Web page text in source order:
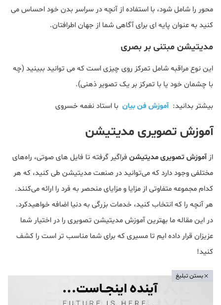
محور را شامل شود، با استفاده از آنچه در سراسر بدن خود احساس می
کنید به عنوان پایه ای برای آگاهی شما از جهان اطرافتان.
مدیتیشن مبتنی بر بصری
این نوع مراقبه شامل تمرکز روی چیزی است که می توانید ببینید (چه
با چشمان خود یا با تمرکز بر یک تصویر ذهنی).
بیشتر بدانید: آموزش فن بیان با استاد نغمه خسروی
آموزش تصویری مدیتیشن
ازآموزش تصویری مدیتیشن فراگیر گرفته تا فایل های صوتی، راه‌های
مختلفی وجود دارد که می‌توانید در صنعت مدیتیشن طی کنید، که هر
کدام مجموعه متفاوتی از مزایا و مزایای منحصر به فرد را ارائه می‌کنند.
هر آنچه را که انتخاب کنید، خدمات بزرگی به دنیا اضافه خواهیدکرد.
در این مقاله ما بهترین آموزش مدیتیشن تصویری را در اختیار شما
عزیزان قرار داده ایم تا مسیری که برای شما مناسب تر است را کشف
کنید!
بستن تبلیغ